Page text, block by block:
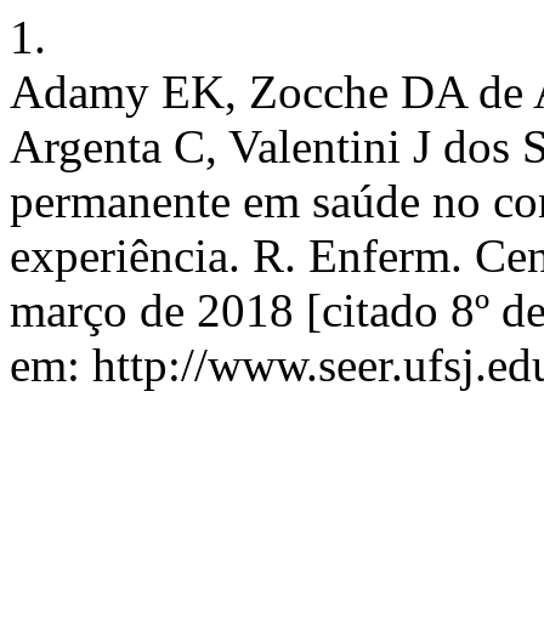
1.
Adamy EK, Zocche DA
Argenta C, Valentini J dos
permanente em saúde no
experiência. R. Enferm.
março de 2018 [citado 8º
em: http://